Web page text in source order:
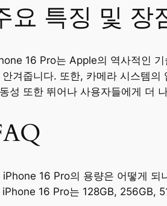
요 특징 및 장
16 Pro는 Apple의 역사적인
안겨줍니다. 또한, 카메라 시스템
성 또한 뛰어나 사용자들에게 더
iPhone 16 Pro의 용량은 어떻게 되
16 Pro는 128GB, 256GB,